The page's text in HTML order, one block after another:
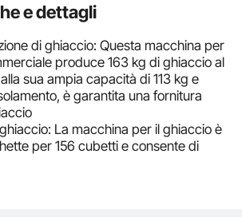
e dettagli
di ghiaccio: Questa macchina per
produce 163 kg di ghiaccio al
sua ampia capacità di 113 kg e
è garantita una fornitura
La macchina per il ghiaccio è
per 156 cubetti e consente di
Il potente compressore